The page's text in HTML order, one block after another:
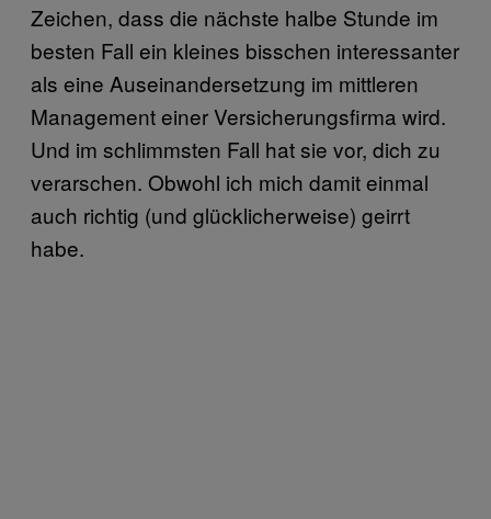
Zeichen, dass die nächste halbe Stunde im
besten Fall ein kleines bisschen interessanter
als eine Auseinandersetzung im mittleren
Management einer Versicherungsfirma wird.
Und im schlimmsten Fall hat sie vor, dich zu
verarschen. Obwohl ich mich damit einmal
auch richtig (und glücklicherweise) geirrt
habe.